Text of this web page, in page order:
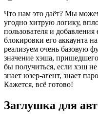
Что нам это даёт? Мы
угодно хитрую логику,
пользователя и
блокировки его аккаунта
реализуем очень базовую
значение хэша,
бы получиться, если хэш
знает юзер-агент, знает
Кажется, всё готово!
Заглушка для